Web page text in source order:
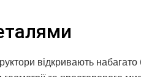
відкривають